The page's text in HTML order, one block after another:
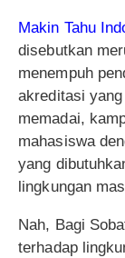
Makin Tahu
disebutkan
menempuh
akreditasi
memadai,
mahasiswa
yang
lingkungan
Nah, Bagi
terhadap